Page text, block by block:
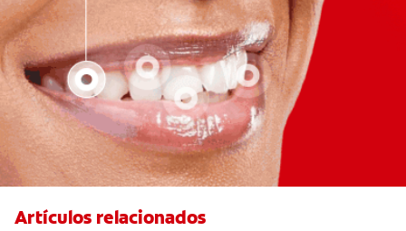
Artículos relacionados